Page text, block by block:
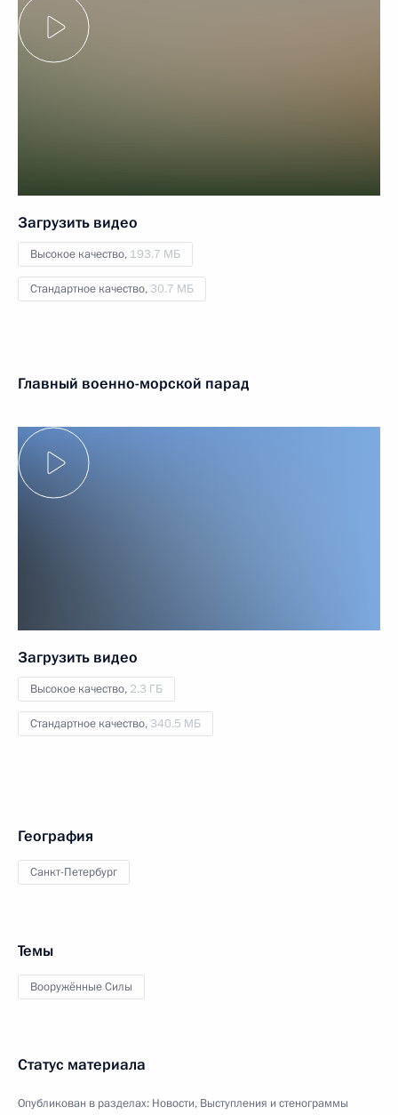
Загрузить видео
Высокое качество, 193.7 МБ
Стандартное качество, 30.7 МБ
Главный военно-морской парад
Загрузить видео
Высокое качество, 2.3 ГБ
Стандартное качество, 340.5 МБ
География
Санкт-Петербург
Темы
Вооружённые Силы
Статус материала
Опубликован в разделах: Новости, Выступления и стенограммы